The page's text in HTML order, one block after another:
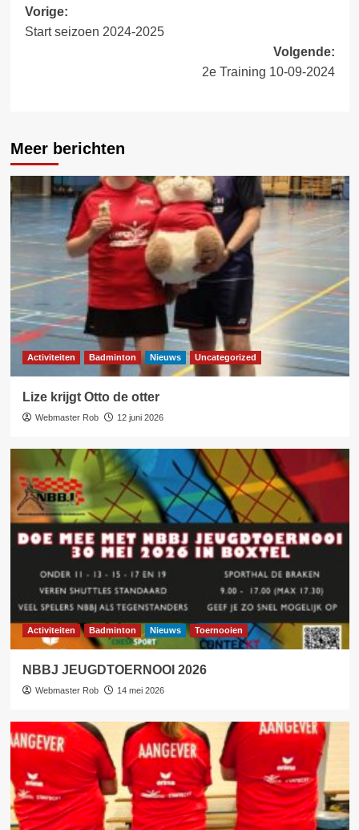
Bericht
navigatie
Vorige:
Start seizoen 2024-2025
Volgende:
2e Training 10-09-2024
Meer berichten
Activiteiten Badminton Nieuws Uncategorized
Lize krijgt Otto de otter
Webmaster Rob 12 juni 2026
Activiteiten Badminton Nieuws Toernooien
NBBJ JEUGDTOERNOOI 2026
Webmaster Rob 14 mei 2026